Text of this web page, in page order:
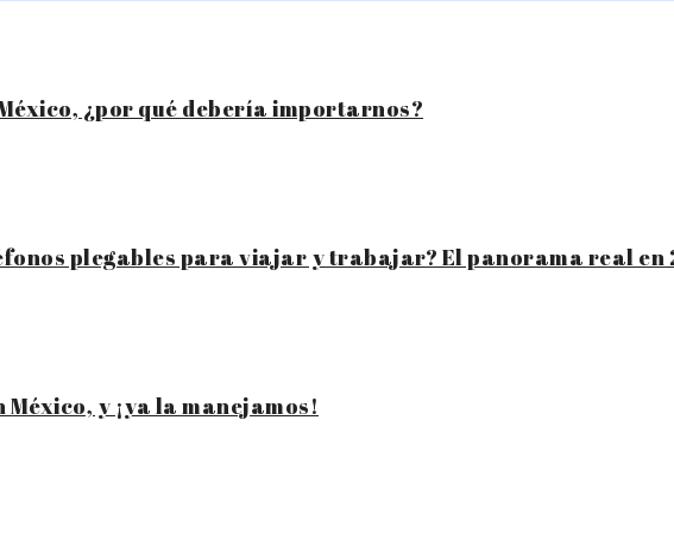
¿por qué debería importarnos?
plegables para viajar y trabajar? El panorama real en
México, y ¡ya la manejamos!